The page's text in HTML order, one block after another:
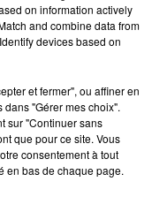
contre le Covid-
et ne seront pas
assure l'EMA.
on information actively
and combine data from
devices based on
et fermer", ou affiner en
"Gérer mes choix".
sur "Continuer sans
que pour ce site. Vous
consentement à tout
en bas de chaque page.